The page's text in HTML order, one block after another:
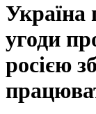
Україна
угоди
росією